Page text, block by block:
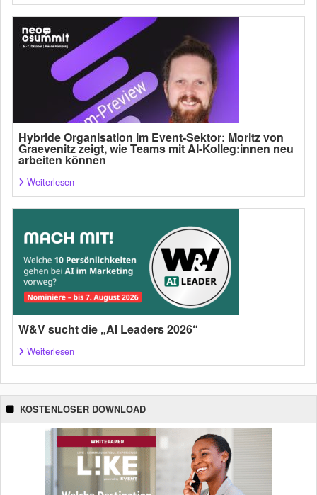
Hybride Organisation im Event-Sektor: Moritz von
Graevenitz zeigt, wie Teams mit AI-Kolleg:innen neu
arbeiten können
Weiterlesen
W&V sucht die „AI Leaders 2026“
Weiterlesen
KOSTENLOSER DOWNLOAD